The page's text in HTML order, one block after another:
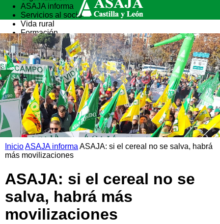
ASAJA informa
Servicios al socio
Vida rural
Formación
InicioASAJA informa ASAJA: si el cereal no se salva, habrá
más movilizaciones
ASAJA: si el cereal no se
salva, habrá más
movilizaciones